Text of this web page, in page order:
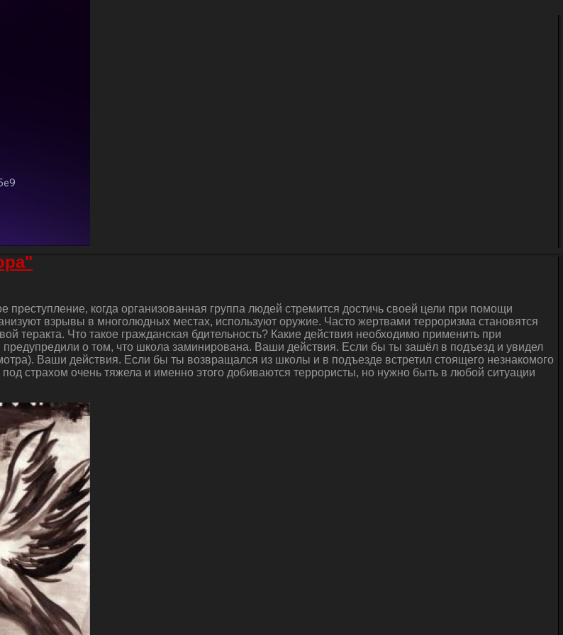
когда организованная группа людей стремится достичь своей цели при помощи
взрывы в многолюдных местах, используют оружие. Часто жертвами терроризма становятся
теракта. Что такое гражданская бдительность? Какие действия необходимо применить при
о том, что школа заминирована. Ваши действия. Если бы ты зашёл в подъезд и увидел
Ваши действия. Если бы ты возвращался из школы и в подъезде встретил стоящего незнакомого
страхом очень тяжела и именно этого добиваются террористы, но нужно быть в любой ситуации